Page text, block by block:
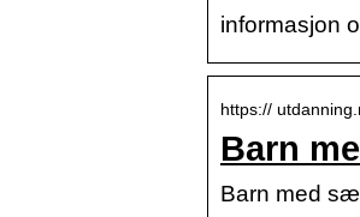
informasjon
https://
Barn
Barn med